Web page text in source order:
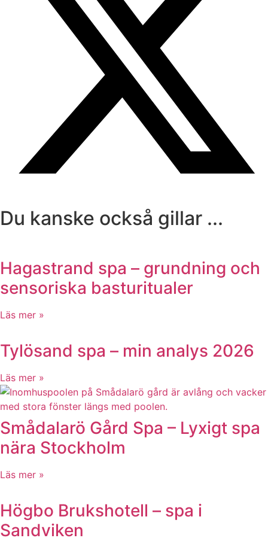
Du kanske också gillar ...
Hagastrand spa – grundning och
sensoriska basturitualer
Läs mer »
Tylösand spa – min analys 2026
Läs mer »
Smådalarö Gård Spa – Lyxigt spa
nära Stockholm
Läs mer »
Högbo Brukshotell – spa i
Sandviken